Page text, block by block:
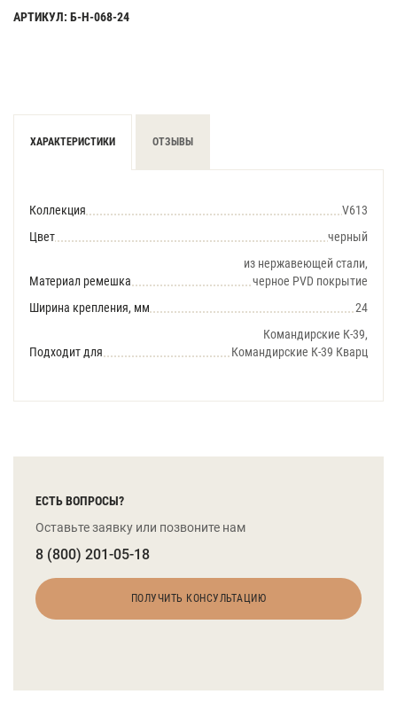
АРТИКУЛ: Б-Н-068-24
ХАРАКТЕРИСТИКИ ОТЗЫВЫ
Коллекция
V613
Цвет
черный
Материал ремешка
из нержавеющей стали,
черное PVD покрытие
Ширина крепления, мм
24
Подходит для
Командирские К-39,
Командирские К-39 Кварц
ЕСТЬ ВОПРОСЫ?
Оставьте заявку или позвоните нам
8 (800) 201-05-18
ПОЛУЧИТЬ КОНСУЛЬТАЦИЮ